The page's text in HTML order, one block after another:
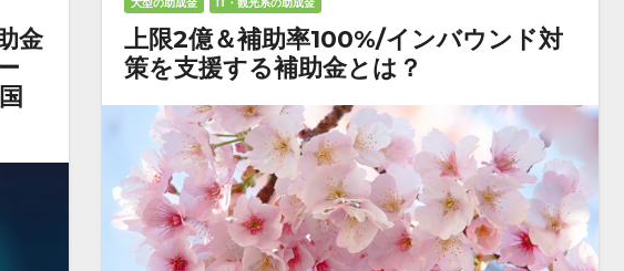
金
大型の助成金 IT・観光系の助成金
上限2億＆補助率100%/インバウンド対
策を支援する補助金とは？